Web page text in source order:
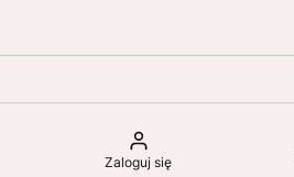
Zaloguj się